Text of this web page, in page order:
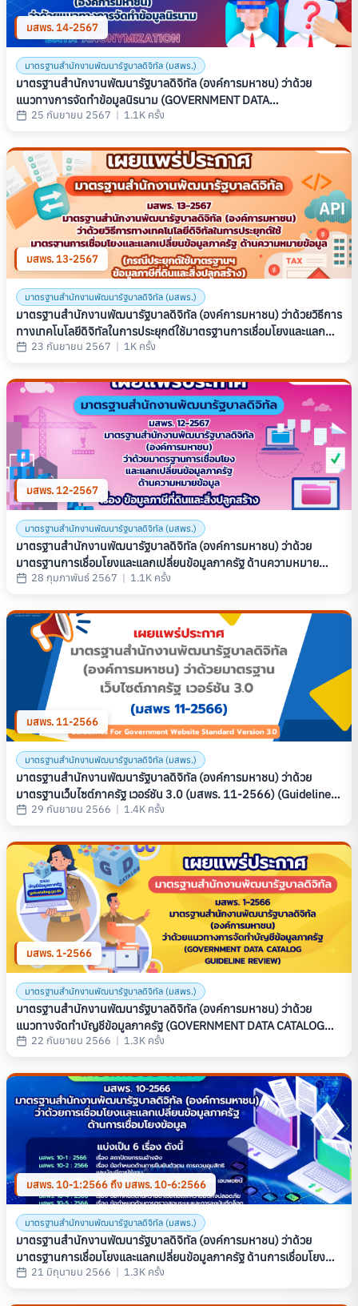
มสพร. 14-2567
มาตรฐานสำนักงานพัฒนารัฐบาลดิจิทัล (มสพร.)
มาตรฐานสำนักงานพัฒนารัฐบาลดิจิทัล (องค์การมหาชน) ว่าด้วย
แนวทางการจัดทำข้อมูลนิรนาม (GOVERNMENT DATA
ANONYMIZATION GUIDELINE) (มสพร. 14-2567)
25 กันยายน 2567 | 1.1K ครั้ง
มสพร. 13-2567
มาตรฐานสำนักงานพัฒนารัฐบาลดิจิทัล (มสพร.)
มาตรฐานสํานักงานพัฒนารัฐบาลดิจิทัล (องค์การมหาชน) ว่าด้วยวิธีการ
ทางเทคโนโลยีดิจิทัลในการประยุกต์ใช้มาตรฐานการเชื่อมโยงและแลก
เปลี่ยนข้อมูลภาครัฐ ด้านความหมายข้อมูล (กรณีประยุกต์ใช้มาตรฐานฯ
INFORMATION EXCHANGE STANDARD SERIES: SEMANTIC
STANDARD PART 4: IMPLEMENTATION LAND AND BUILDING
TAX) (มสพร. 13-2567)
23 กันยายน 2567 | 1K ครั้ง
มสพร. 12-2567
มาตรฐานสำนักงานพัฒนารัฐบาลดิจิทัล (มสพร.)
มาตรฐานสํานักงานพัฒนารัฐบาลดิจิทัล (องค์การมหาชน) ว่าด้วย
มาตรฐานการเชื่อมโยงและแลกเปลี่ยนข้อมูลภาครัฐ ด้านความหมาย
ข้อมูล เรื่อง ข้อมูลภาษีที่ดินและสิ่งปลูกสร้าง (THAILAND
SEMANTIC, PART 4: LAND AND BUILDING TAX DATA) (มสพร.
12-2567)
28 กุมภาพันธ์ 2567 | 1.1K ครั้ง
มสพร. 11-2566
มาตรฐานสำนักงานพัฒนารัฐบาลดิจิทัล (มสพร.)
มาตรฐานสำนักงานพัฒนารัฐบาลดิจิทัล (องค์การมหาชน) ว่าด้วย
มาตรฐานเว็บไซต์ภาครัฐ เวอร์ชัน 3.0 (มสพร. 11-2566) (Guidelines
29 กันยายน 2566 | 1.4K ครั้ง
มสพร. 1-2566
มาตรฐานสำนักงานพัฒนารัฐบาลดิจิทัล (มสพร.)
มาตรฐานสำนักงานพัฒนารัฐบาลดิจิทัล (องค์การมหาชน) ว่าด้วย
แนวทางจัดทำบัญชีข้อมูลภาครัฐ (GOVERNMENT DATA CATALOG
GUIDELINE REVIEW) (มสพร. 1-2566)
22 กันยายน 2566 | 1.3K ครั้ง
มสพร. 10-1:2566 ถึง มสพร. 10-6:2566
มาตรฐานสำนักงานพัฒนารัฐบาลดิจิทัล (มสพร.)
มาตรฐานสํานักงานพัฒนารัฐบาลดิจิทัล (องค์การมหาชน) ว่าด้วย
มาตรฐานการเชื่อมโยงและแลกเปลี่ยนข้อมูลภาครัฐ ด้านการเชื่อมโยง
ข้อมูล (THAILAND GOVERNMENT INFORMATION EXCHANGE
21 มิถุนายน 2566 | 1.3K ครั้ง